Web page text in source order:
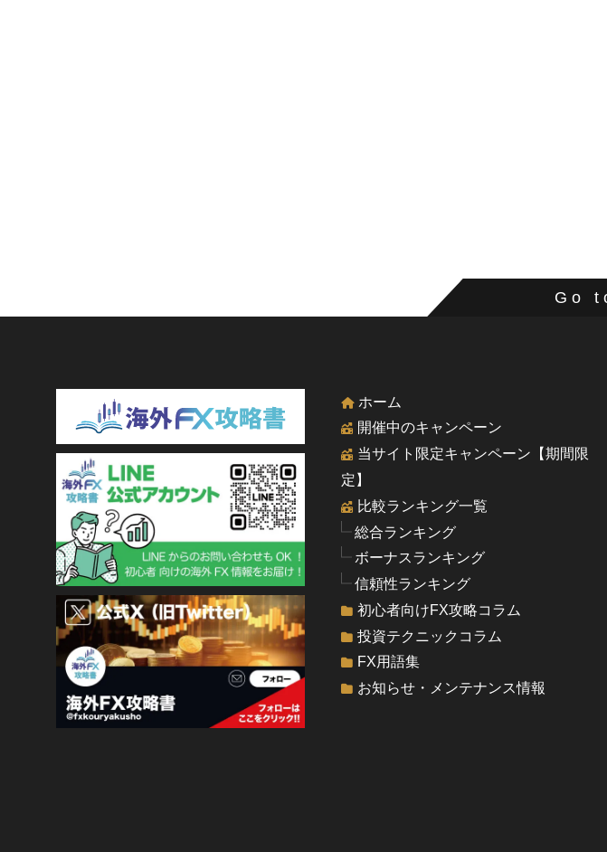
Go
ホーム
開催中のキャンペーン
当サイト限定キャンペーン【期間限
定】
比較ランキング一覧
総合ランキング
ボーナスランキング
信頼性ランキング
初心者向けFX攻略コラム
投資テクニックコラム
FX用語集
お知らせ・メンテナンス情報